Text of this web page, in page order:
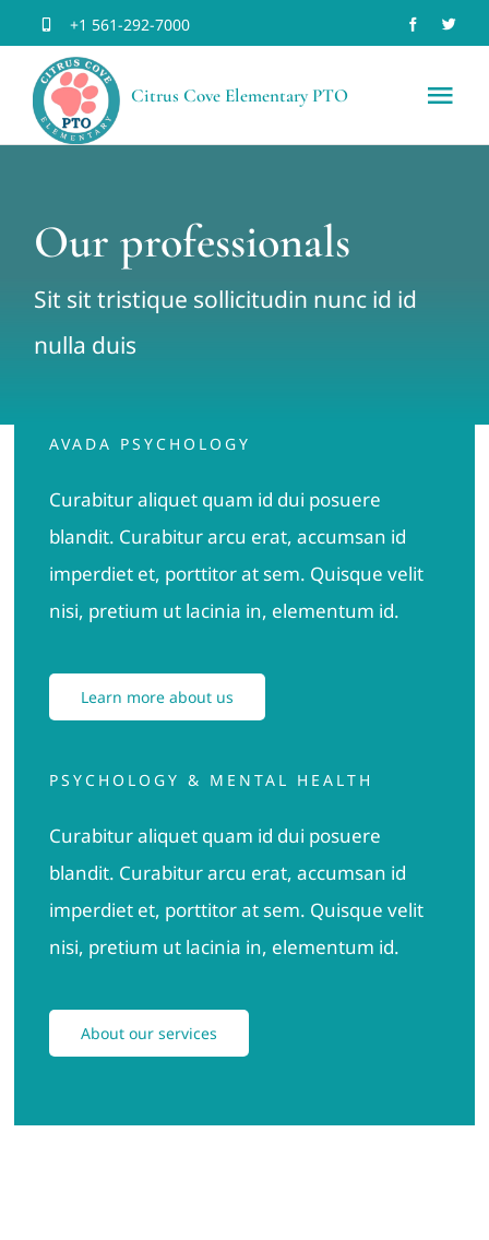
content
+1 561-292-7000
Citrus Cove Elementary PTO
Our professionals
Sit sit tristique sollicitudin nunc id id
nulla duis
AVADA PSYCHOLOGY
Curabitur aliquet quam id dui posuere
blandit. Curabitur arcu erat, accumsan id
imperdiet et, porttitor at sem. Quisque velit
nisi, pretium ut lacinia in, elementum id.
Learn more about us
PSYCHOLOGY & MENTAL HEALTH
Curabitur aliquet quam id dui posuere
blandit. Curabitur arcu erat, accumsan id
imperdiet et, porttitor at sem. Quisque velit
nisi, pretium ut lacinia in, elementum id.
About our services